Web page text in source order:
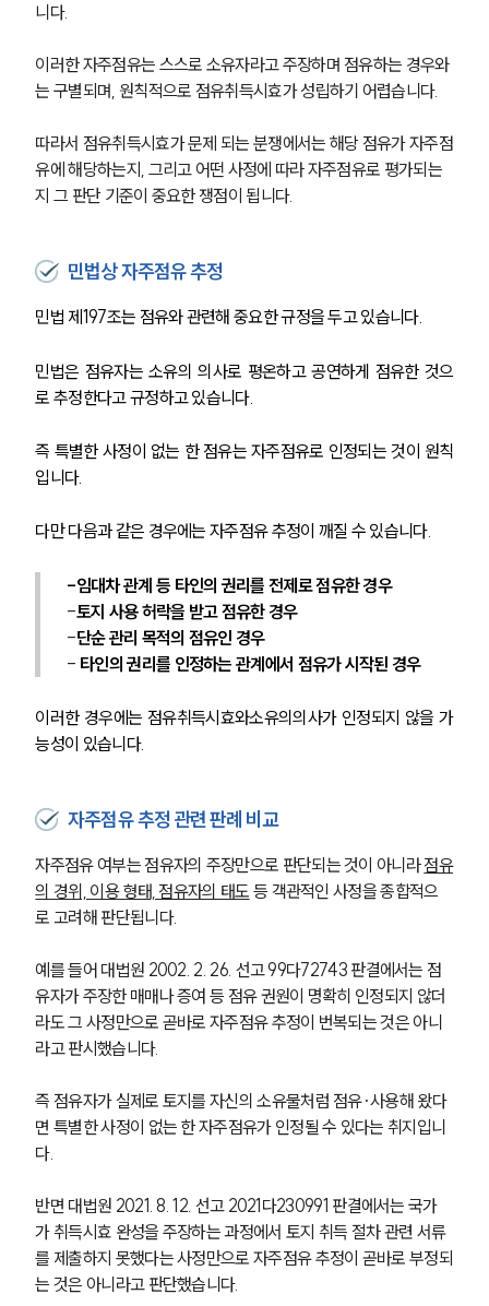
니다.
이러한 자주점유는 스스로 소유자라고 주장하며 점유하는 경우와
는 구별되며, 원칙적으로 점유취득시효가 성립하기 어렵습니다.
따라서 점유취득시효가 문제 되는 분쟁에서는 해당 점유가 자주점
유에 해당하는지, 그리고 어떤 사정에 따라 자주점유로 평가되는
지 그 판단 기준이 중요한 쟁점이 됩니다.
민법상 자주점유 추정
민법 제197조는 점유와 관련해 중요한 규정을 두고 있습니다.
민법은 점유자는 소유의 의사로 평온하고 공연하게 점유한 것으
로 추정한다고 규정하고 있습니다.
즉 특별한 사정이 없는 한 점유는 자주점유로 인정되는 것이 원칙
입니다.
다만 다음과 같은 경우에는 자주점유 추정이 깨질 수 있습니다.
-임대차 관계 등 타인의 권리를 전제로 점유한 경우
-토지 사용 허락을 받고 점유한 경우
-단순 관리 목적의 점유인 경우
- 타인의 권리를 인정하는 관계에서 점유가 시작된 경우
이러한 경우에는 점유취득시효와소유의의사가 인정되지 않을 가
능성이 있습니다.
자주점유 추정 관련 판례 비교
자주점유 여부는 점유자의 주장만으로 판단되는 것이 아니라 점유
의 경위, 이용 형태, 점유자의 태도 등 객관적인 사정을 종합적으
로 고려해 판단됩니다.
예를 들어 대법원 2002. 2. 26. 선고 99다72743 판결에서는 점
유자가 주장한 매매나 증여 등 점유 권원이 명확히 인정되지 않더
라도 그 사정만으로 곧바로 자주점유 추정이 번복되는 것은 아니
라고 판시했습니다.
즉 점유자가 실제로 토지를 자신의 소유물처럼 점유·사용해 왔다
면 특별한 사정이 없는 한 자주점유가 인정될 수 있다는 취지입니
다.
반면 대법원 2021. 8. 12. 선고 2021다230991 판결에서는 국가
가 취득시효 완성을 주장하는 과정에서 토지 취득 절차 관련 서류
를 제출하지 못했다는 사정만으로 자주점유 추정이 곧바로 부정되
는 것은 아니라고 판단했습니다.